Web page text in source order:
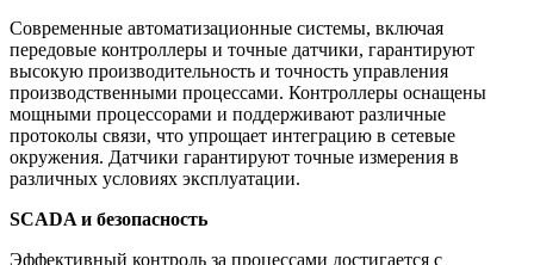
Современные автоматизационные системы, включая
передовые контроллеры и точные датчики, гарантируют
высокую производительность и точность управления
производственными процессами. Контроллеры оснащены
мощными процессорами и поддерживают различные
протоколы связи, что упрощает интеграцию в сетевые
окружения. Датчики гарантируют точные измерения в
различных условиях эксплуатации.
SCADA и безопасность
Эффективный контроль за процессами достигается с